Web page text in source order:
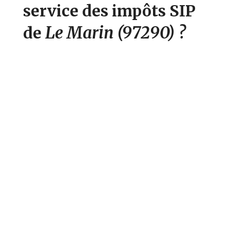
service des impôts SIP
deLe Marin (97290) ?